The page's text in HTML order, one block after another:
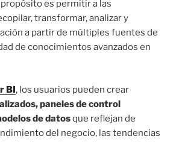
propósito es permitir a las
transformar, analizar y
a partir de múltiples fuentes de
de conocimientos avanzados en
BI, los usuarios pueden crear
paneles de control
de datosque reflejan de
del negocio, las tendencias